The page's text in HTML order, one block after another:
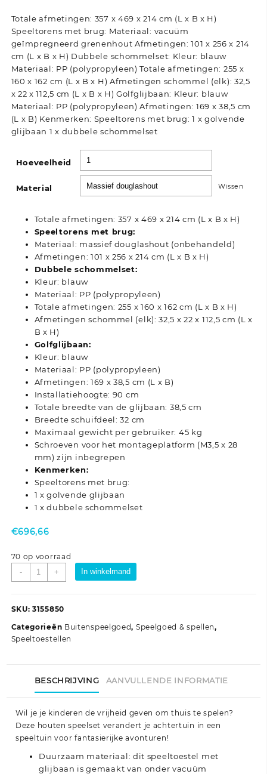
Totale afmetingen: 357 x 469 x 214 cm (L x B x H)
Speeltorens met brug: Materiaal: vacuüm
geïmpregneerd grenenhout Afmetingen: 101 x 256 x 214
cm (L x B x H) Dubbele schommelset: Kleur: blauw
Materiaal: PP (polypropyleen) Totale afmetingen: 255 x
160 x 162 cm (L x B x H) Afmetingen schommel (elk): 32,5
x 22 x 112,5 cm (L x B x H) Golfglijbaan: Kleur: blauw
Materiaal: PP (polypropyleen) Afmetingen: 169 x 38,5 cm
(L x B) Kenmerken: Speeltorens met brug: 1 x golvende
glijbaan 1 x dubbele schommelset
Hoeveelheid
Material Wissen
Totale afmetingen: 357 x 469 x 214 cm (L x B x H)
Speeltorens met brug:
Materiaal: massief douglashout (onbehandeld)
Afmetingen: 101 x 256 x 214 cm (L x B x H)
Dubbele schommelset:
Kleur: blauw
Materiaal: PP (polypropyleen)
Totale afmetingen: 255 x 160 x 162 cm (L x B x H)
Afmetingen schommel (elk): 32,5 x 22 x 112,5 cm (L x
B x H)
Golfglijbaan:
Kleur: blauw
Materiaal: PP (polypropyleen)
Afmetingen: 169 x 38,5 cm (L x B)
Installatiehoogte: 90 cm
Totale breedte van de glijbaan: 38,5 cm
Breedte schuifdeel: 32 cm
Maximaal gewicht per gebruiker: 45 kg
Schroeven voor het montageplatform (M3,5 x 28
mm) zijn inbegrepen
Kenmerken:
Speeltorens met brug:
1 x golvende glijbaan
1 x dubbele schommelset
€696,66
70 op voorraad
-
Speelhuis
geïmpregneerd
aantal
+ In winkelmand
SKU: 3155850
Categorieën Buitenspeelgoed, Speelgoed & spellen,
Speeltoestellen
BESCHRIJVING AANVULLENDE INFORMATIE
Wil je je kinderen de vrijheid geven om thuis te spelen?
Deze houten speelset verandert je achtertuin in een
speeltuin voor fantasierijke avonturen!
Duurzaam materiaal: dit speeltoestel met
glijbaan is gemaakt van onder vacuüm